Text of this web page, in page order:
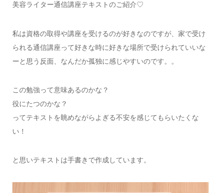
美容ライター通信講座テキストのご紹介♡
私は資格の取得や講座を受けるのが好きなのですが、家で受け
られる通信講座って好きな時に好きな場所で受けられていいな
ーと思う反面、なんだか孤独に感じやすいのです。。
この勉強って意味あるのかな？
役にたつのかな？
ってテキストを眺めながらよぎる不安を感じてもらいたくな
い！
と思いテキストは手書きで作成しています。